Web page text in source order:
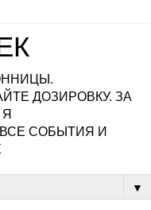
ДОЗИРОВКУ. ЗА
СОБЫТИЯ И
▼